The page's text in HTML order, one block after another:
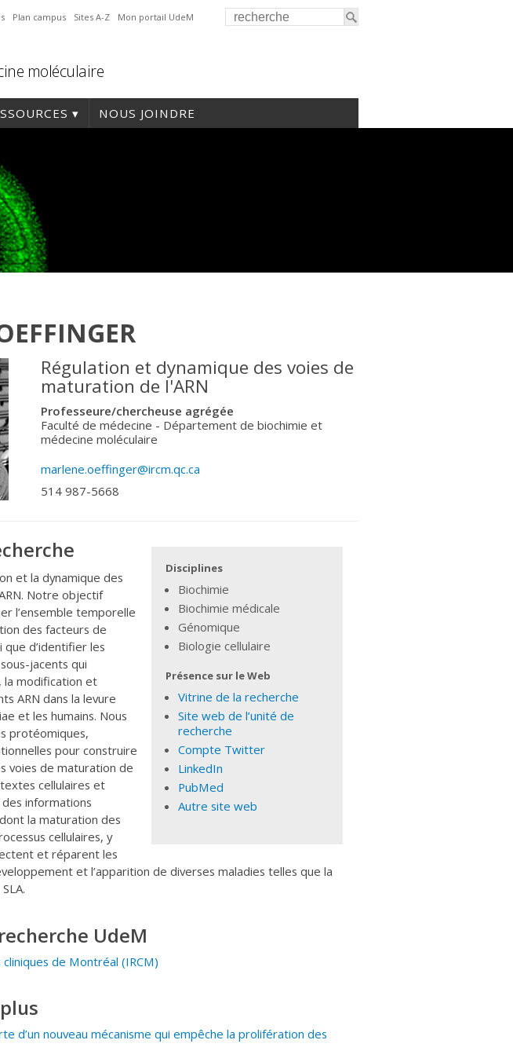
Plan campus Sites A-Z Mon portail UdeM
moléculaire
NOUS JOINDRE
Régulation et dynamique des voies de
maturation de l'ARN
Professeure/chercheuse agrégée
Faculté de médecine - Département de biochimie et
médecine moléculaire
marlene.oeffinger@ircm.qc.ca
514 987-5668
Disciplines
Biochimie
Biochimie médicale
Génomique
Biologie cellulaire
Présence sur le Web
Vitrine de la recherche
Site web de l’unité de
recherche
Compte Twitter
LinkedIn
PubMed
Autre site web
et la dynamique des
Notre objectif
l’ensemble temporelle
des facteurs de
que d’identifier les
jacents qui
modification et
ARN dans la levure
et les humains. Nous
protéomiques,
pour construire
voies de maturation de
cellulaires et
informations
la maturation des
cellulaires, y
et réparent les
et l’apparition de diverses maladies telles que la
UdeM
de Montréal (IRCM)
d’un nouveau mécanisme qui empêche la prolifération des